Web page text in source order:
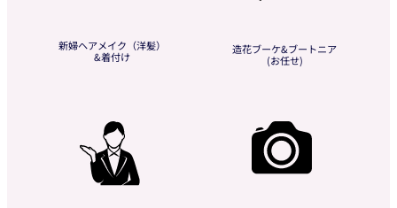
新婦ヘアメイク（洋髪）
&着付け
造花ブーケ&ブートニア
(お任せ)